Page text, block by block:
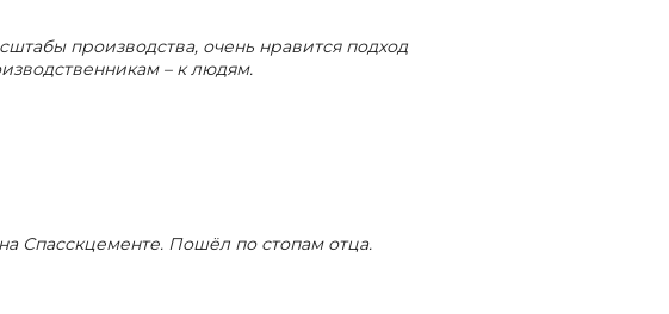
производства, очень нравится подход
– к людям.
Спасскцементе. Пошёл по стопам отца.